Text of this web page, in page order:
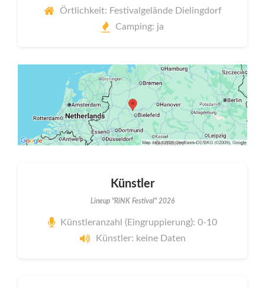
Örtlichkeit: Festivalgelände Dielingdorf
Camping: ja
Künstler
Lineup "RiNK Festival" 2026
Künstleranzahl (Eingruppierung): 0-10
Künstler: keine Daten